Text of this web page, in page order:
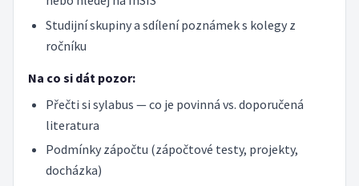
Studijní skupiny a sdílení poznámek s kolegy z
ročníku
Na co si dát pozor:
Přečti si sylabus — co je povinná vs. doporučená
literatura
Podmínky zápočtu (zápočtové testy, projekty,
docházka)